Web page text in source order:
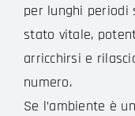
per lunghi periodi
stato vitale,
arricchirsi e
numero.
Se l’ambiente è